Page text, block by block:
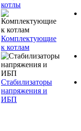
котлы
Комплектующие
к котлам
Стабилизаторы
напряжения и
ИБП